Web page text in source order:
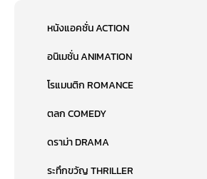
หนังแอคชั่น ACTION
อนิเมชั่น ANIMATION
โรแมนติก ROMANCE
ตลก COMEDY
ดราม่า DRAMA
ระทึกขวัญ THRILLER